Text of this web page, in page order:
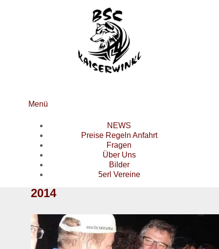
Menü
NEWS
Preise Regeln Anfahrt
Fragen
Über Uns
Bilder
5erl Vereine
2014